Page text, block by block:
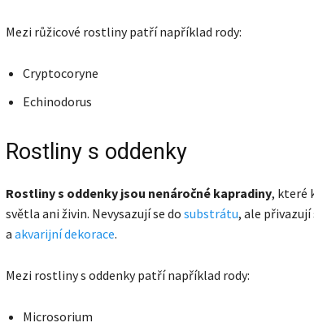
Mezi růžicové rostliny patří například rody:
Cryptocoryne
Echinodorus
Rostliny s oddenky
Rostliny s oddenky jsou nenáročné kapradiny, které
světla ani živin. Nevysazují se do substrátu, ale
a akvarijní dekorace.
Mezi rostliny s oddenky patří například rody:
Microsorium